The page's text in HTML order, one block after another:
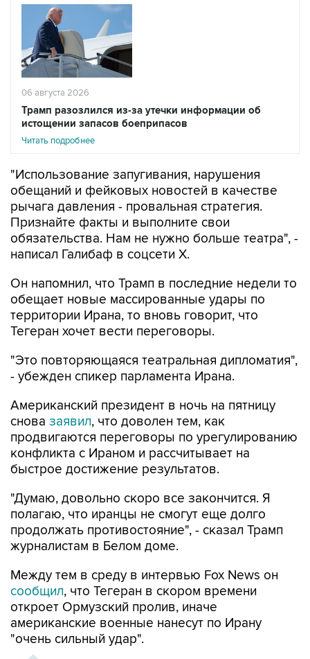
06 августа 2026
Трамп разозлился из-за утечки информации об
истощении запасов боеприпасов
Читать подробнее
"Использование запугивания, нарушения
обещаний и фейковых новостей в качестве
рычага давления - провальная стратегия.
Признайте факты и выполните свои
обязательства. Нам не нужно больше театра", -
написал Галибаф в соцсети X.
Он напомнил, что Трамп в последние недели то
обещает новые массированные удары по
территории Ирана, то вновь говорит, что
Тегеран хочет вести переговоры.
"Это повторяющаяся театральная дипломатия",
- убежден спикер парламента Ирана.
Американский президент в ночь на пятницу
снова заявил, что доволен тем, как
продвигаются переговоры по урегулированию
конфликта с Ираном и рассчитывает на
быстрое достижение результатов.
"Думаю, довольно скоро все закончится. Я
полагаю, что иранцы не смогут еще долго
продолжать противостояние", - сказал Трамп
журналистам в Белом доме.
Между тем в среду в интервью Fox News он
сообщил, что Тегеран в скором времени
откроет Ормузский пролив, иначе
американские военные нанесут по Ирану
"очень сильный удар".